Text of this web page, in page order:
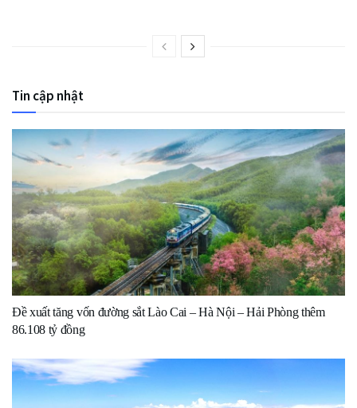
Tin cập nhật
Đề xuất tăng vốn đường sắt Lào Cai – Hà Nội – Hải Phòng thêm
86.108 tỷ đồng